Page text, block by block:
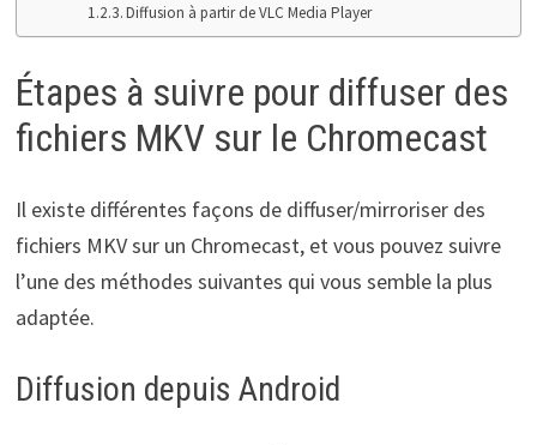
Diffusion à partir de VLC Media Player
Étapes à suivre pour diffuser des
fichiers MKV sur le Chromecast
Il existe différentes façons de diffuser/mirroriser des
fichiers MKV sur un Chromecast, et vous pouvez suivre
l’une des méthodes suivantes qui vous semble la plus
adaptée.
Diffusion depuis Android